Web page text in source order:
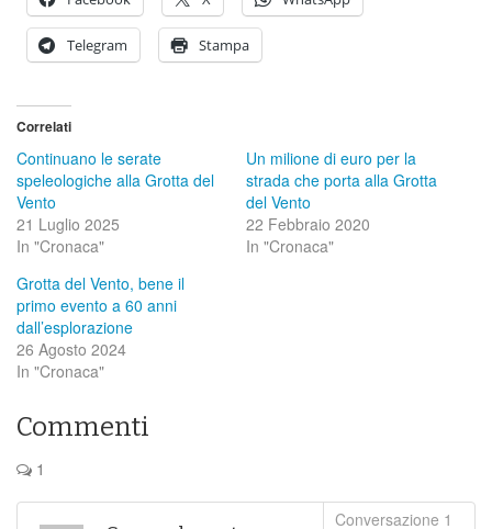
Telegram Stampa
Correlati
Continuano le serate
speleologiche alla Grotta del
Vento
21 Luglio 2025
In "Cronaca"
Un milione di euro per la
strada che porta alla Grotta
del Vento
22 Febbraio 2020
In "Cronaca"
Grotta del Vento, bene il
primo evento a 60 anni
dall’esplorazione
26 Agosto 2024
In "Cronaca"
Commenti
1